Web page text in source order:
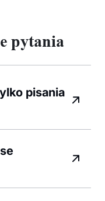
pytania
pisania